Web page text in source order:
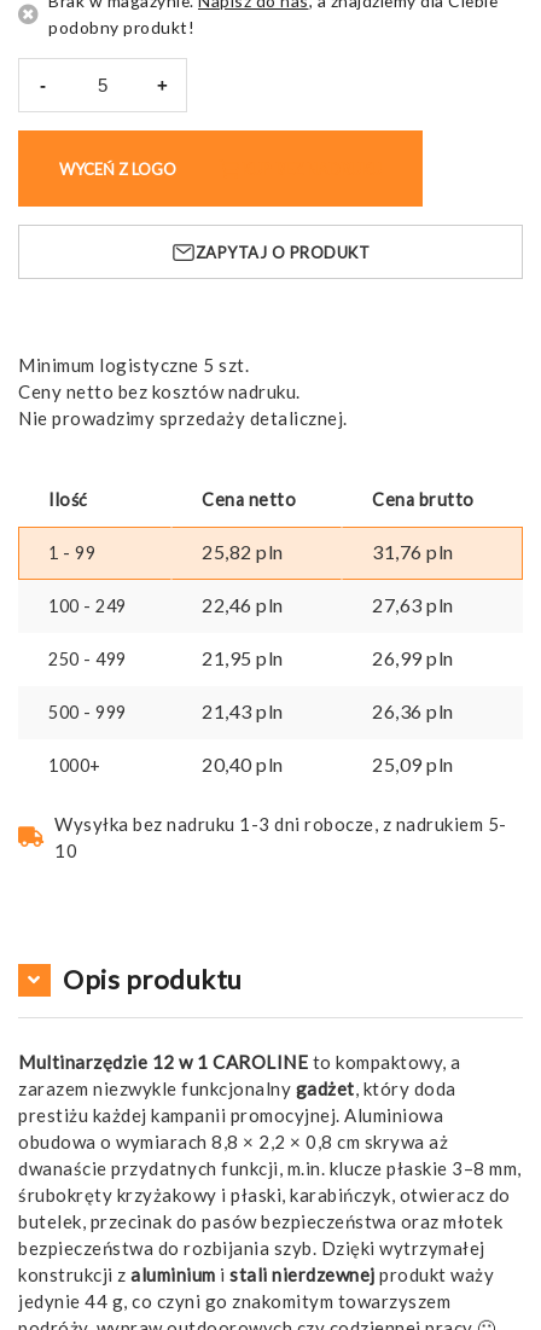
podobny produkt!
-
aluminium
i
+
WYCEŃ Z LOGO
ZAPYTAJ O PRODUKT
Minimum logistyczne 5 szt.
Ceny netto bez kosztów nadruku.
Nie prowadzimy sprzedaży detalicznej.
Ilość Cena netto Cena brutto
1 - 99 25,82 pln 31,76 pln
100 - 249 22,46 pln 27,63 pln
250 - 499 21,95 pln 26,99pln
500 - 999 21,43 pln 26,36 pln
1000+ 20,40pln 25,09pln
Wysyłka bez nadruku 1-3 dni robocze, z nadrukiem 5-
10
Opis produktu
Multinarzędzie 12 w 1 CAROLINE to kompaktowy, a
zarazem niezwykle funkcjonalny gadżet, który doda
prestiżu każdej kampanii promocyjnej. Aluminiowa
obudowa o wymiarach 8,8 × 2,2 × 0,8 cm skrywa aż
dwanaście przydatnych funkcji, m.in. klucze płaskie 3–8 mm,
śrubokręty krzyżakowy i płaski, karabińczyk, otwieracz do
butelek, przecinak do pasów bezpieczeństwa oraz młotek
bezpieczeństwa do rozbijania szyb. Dzięki wytrzymałej
konstrukcji z aluminium i stali nierdzewnej produkt waży
jedynie 44 g, co czyni go znakomitym towarzyszem